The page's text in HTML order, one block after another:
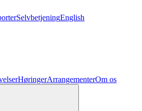
SelvbetjeningEnglish
HøringerArrangementerOm os